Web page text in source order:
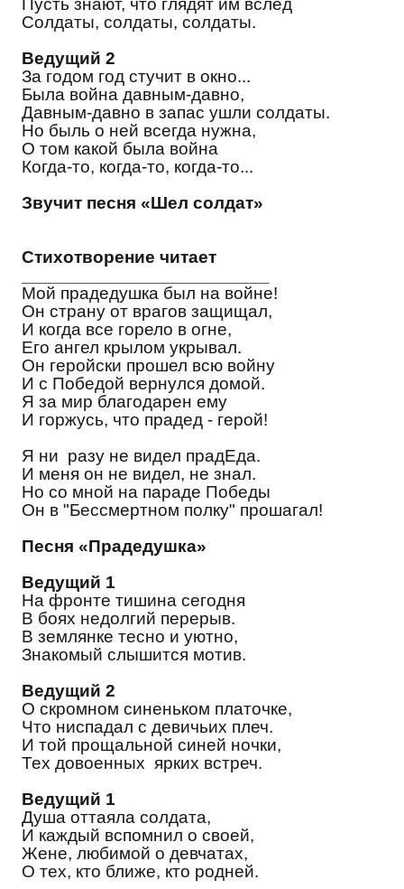
Пусть знают, что глядят им вслед
Солдаты, солдаты, солдаты.
Ведущий 2
За годом год стучит в окно...
Была война давным-давно,
Давным-давно в запас ушли солдаты.
Но быль о ней всегда нужна,
О том какой была война
Когда-то, когда-то, когда-то...
Звучит песня «Шел солдат»
Стихотворение читает
Мой прадедушка был на войне!
Он страну от врагов защищал,
И когда все горело в огне,
Его ангел крылом укрывал.
Он геройски прошел всю войну
И с Победой вернулся домой.
Я за мир благодарен ему
И горжусь, что прадед - герой!
Я ни разу не видел прадЕда.
И меня он не видел, не знал.
Но со мной на параде Победы
Он в "Бессмертном полку" прошагал!
Песня «Прадедушка»
Ведущий 1
На фронте тишина сегодня
В боях недолгий перерыв.
В землянке тесно и уютно,
Знакомый слышится мотив.
Ведущий 2
О скромном синеньком платочке,
Что ниспадал с девичьих плеч.
И той прощальной синей ночки,
Тех довоенных ярких встреч.
Ведущий 1
Душа оттаяла солдата,
И каждый вспомнил о своей,
Жене, любимой о девчатах,
О тех, кто ближе, кто родней.